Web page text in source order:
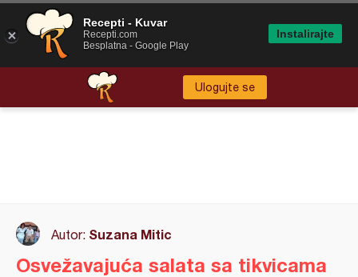
Ulogujte se
Autor: Suzana Mitic
Osvežavajuća salata sa tikvicama
Recepti - Kuvar
Recepti.com
Besplatna - Google Play
Instalirajte